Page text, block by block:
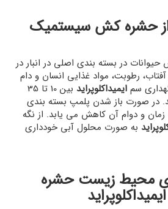
از حشره کش سیستمیک
حیوانات در بسته بندی اصلی در انبار در
رطوبت، مواد غذایی انسان و دام
سم ایمیداکلوپراید
بین 10 تا 35
در صورت باز شدن پلمپ بسته بندی
زمان و دوام آن کاهش می یابد. از نگه
به صورت محلول آبی خودداری
محیط زیست حشره